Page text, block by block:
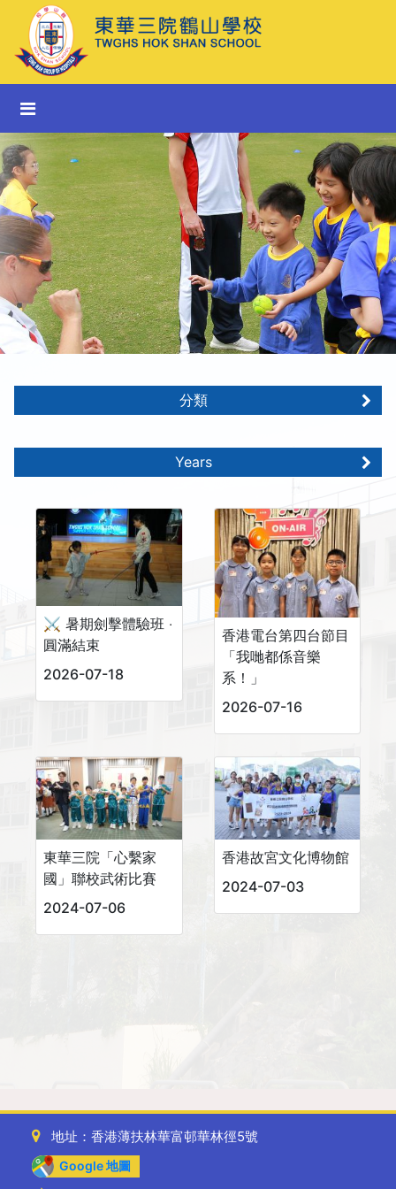
分類
Years
⚔️ 暑期劍擊體驗班 ‧
圓滿結束
2026-07-18
香港電台第四台節目
「我哋都係音樂
系！」
2026-07-16
東華三院「心繫家
國」聯校武術比賽
2024-07-06
香港故宮文化博物館
2024-07-03
地址：香港薄扶林華富邨華林徑5號
Google 地圖